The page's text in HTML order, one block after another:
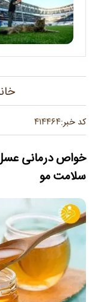
کد خبر:۴۱۴۴۶۴
خواص درمانی
سلامت مو